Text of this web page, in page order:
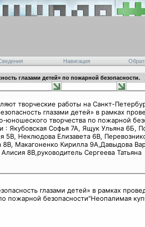
Навигация
глазами детей» по пожарной безопасности.
творческие работы на Санкт-
глазами детей» в рамках
юношеского творчества по пожарной
: Якубовская Софья 7А, Ящук Ульяна 6Б,
5В, Неклюдова Елизавета 6В,
Макагоненко Кирилла 9А,Давыдова
8В,руководитель Сергеева Татьяна
глазами детей» в рамках
пожарной безопасности"Неопалимая